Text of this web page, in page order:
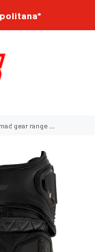
range cuero largos